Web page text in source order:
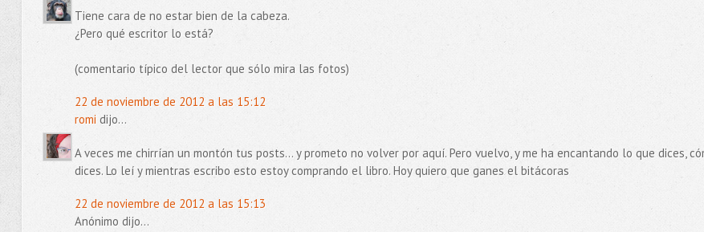
Tiene cara de no estar bien de la cabeza.
¿Pero qué escritor lo está?
(comentario típico del lector que sólo mira las fotos)
22 de noviembre de 2012 a las 15:12
romi dijo...
A veces me chirrían un montón tus posts... y prometo no volver por aquí. Pero vuelvo, y me ha encantando lo que dices,
dices. Lo leí y mientras escribo esto estoy comprando el libro. Hoy quiero que ganes el bitácoras
22 de noviembre de 2012 a las 15:13
Anónimo dijo...